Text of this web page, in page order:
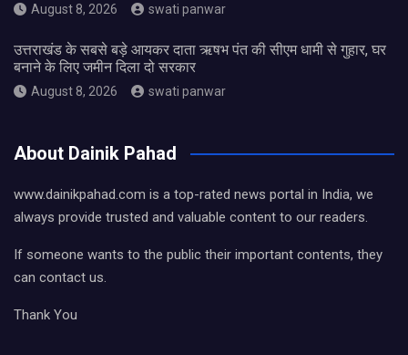
August 8, 2026 swati panwar
उत्तराखंड के सबसे बड़े आयकर दाता ऋषभ पंत की सीएम धामी से गुहार, घर
बनाने के लिए जमीन दिला दो सरकार
August 8, 2026 swati panwar
About Dainik Pahad
www.dainikpahad.com is a top-rated news portal in India, we
always provide trusted and valuable content to our readers.
If someone wants to the public their important contents, they
can contact us.
Thank You